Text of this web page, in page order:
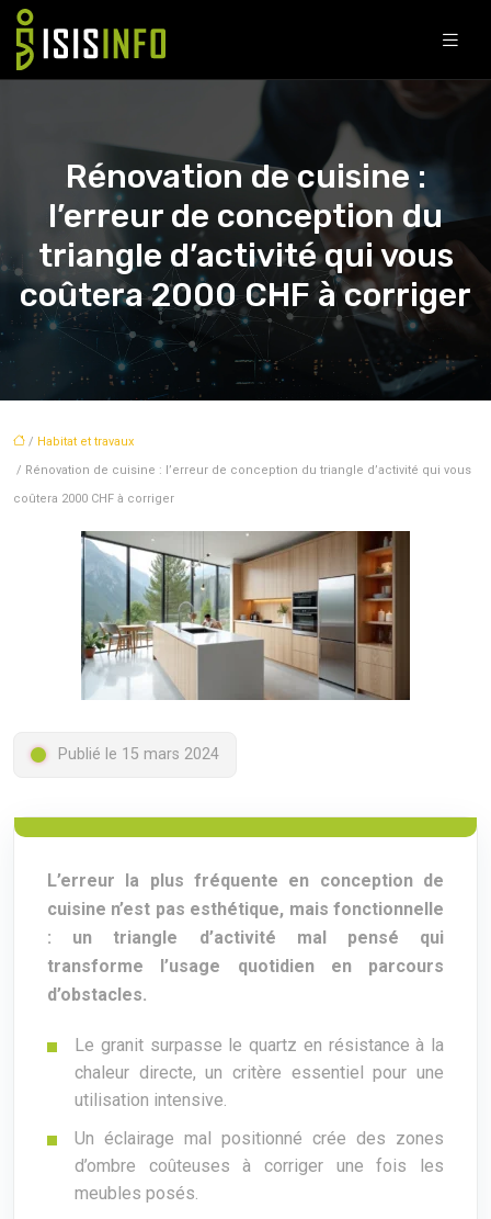
Rénovation de cuisine :
l’erreur de conception du
triangle d’activité qui vous
coûtera 2000 CHF à corriger
/ Habitat et travaux
/ Rénovation de cuisine : l’erreur de conception du triangle d’activité qui vous
coûtera 2000 CHF à corriger
Publié le 15 mars 2024
L’erreur la plus fréquente en conception de
cuisine n’est pas esthétique, mais fonctionnelle
: un triangle d’activité mal pensé qui
transforme l’usage quotidien en parcours
d’obstacles.
Le granit surpasse le quartz en résistance à la
chaleur directe, un critère essentiel pour une
utilisation intensive.
Un éclairage mal positionné crée des zones
d’ombre coûteuses à corriger une fois les
meubles posés.